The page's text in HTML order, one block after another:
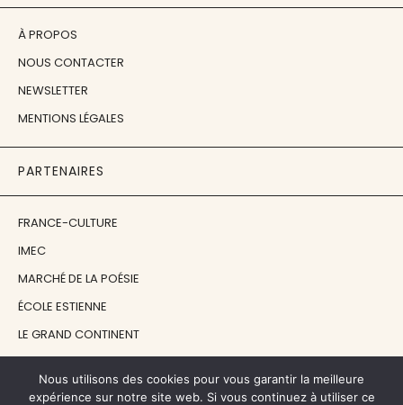
À PROPOS
NOUS CONTACTER
NEWSLETTER
MENTIONS LÉGALES
PARTENAIRES
FRANCE-CULTURE
IMEC
MARCHÉ DE LA POÉSIE
ÉCOLE ESTIENNE
LE GRAND CONTINENT
DIACRITIK
EN ATTENDANT NADEAU
Nous utilisons des cookies pour vous garantir la meilleure
expérience sur notre site web. Si vous continuez à utiliser ce